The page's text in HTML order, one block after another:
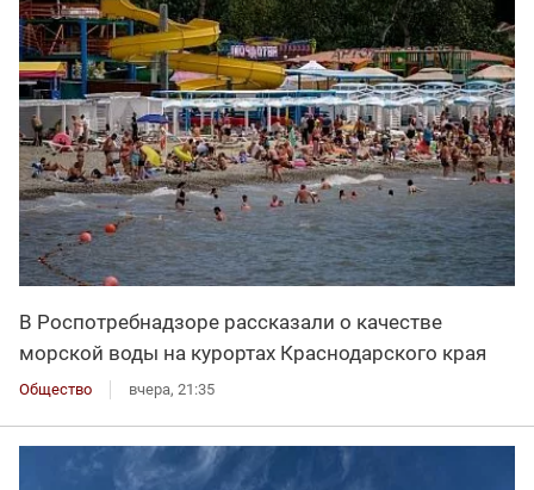
В Роспотребнадзоре рассказали о качестве
морской воды на курортах Краснодарского края
Общество вчера, 21:35